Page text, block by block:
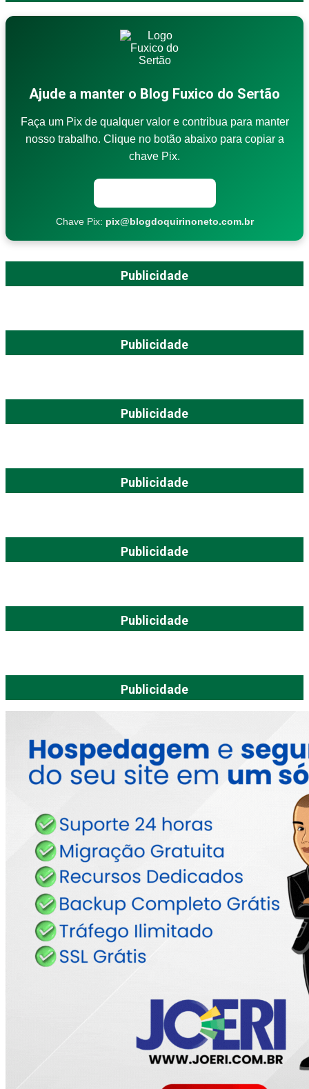
Ajude a manter o Blog Fuxico do Sertão
Faça um Pix de qualquer valor e contribua para manter
nosso trabalho. Clique no botão abaixo para copiar a
chave Pix.
Chave Pix: pix@blogdoquirinoneto.com.br
Publicidade
Publicidade
Publicidade
Publicidade
Publicidade
Publicidade
Publicidade